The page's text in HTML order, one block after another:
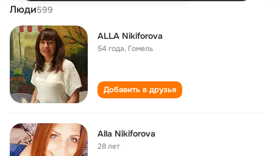
Люди599
ALLA Nikiforova
54 года, Гомель
Добавить в друзья
Alla Nikiforova
28 лет